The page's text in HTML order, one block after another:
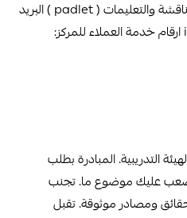
رسائل البرنامج النصية . منتدى المناقشة والتعليمات ( padlet ) البريد
الالكتروني: info@toptraining.sa ارقام خدمة العملاء للمركز:
التدريبية. المبادرة بطلب
عليك موضوع ما. تجنب
ومصادر موثوقة. تقبل